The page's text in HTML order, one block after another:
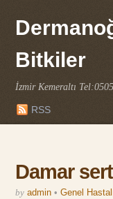
Bitkiler
İzmir Kemeraltı
RSS
Damar
by admin • Genel